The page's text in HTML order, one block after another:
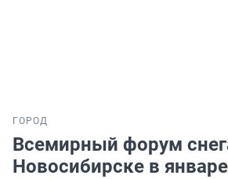
ГОРОД
Всемирный форум
Новосибирске в январе